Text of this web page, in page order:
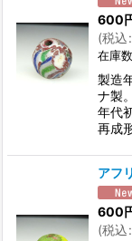
600
(税込:
在庫
製造
ナ製
年代
再成
アフ
600
(税込: